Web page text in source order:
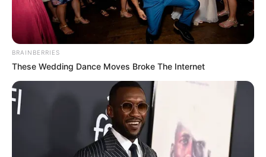
BRAINBERRIES
These Wedding Dance Moves Broke The Internet